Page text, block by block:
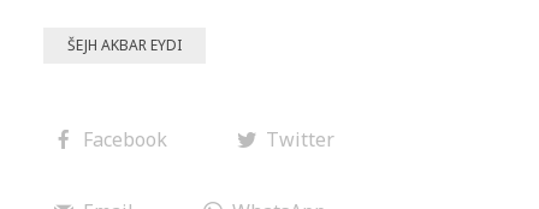
ŠEJH AKBAR EYDI
Facebook Twitter